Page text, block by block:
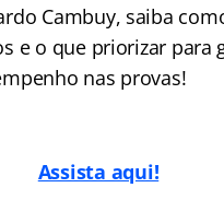
Cambuy, saiba
e o que priorizar para
nas provas!
Assista aqui!